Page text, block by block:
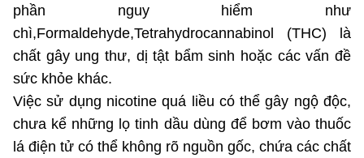
Điều khoản sử dụng Theo dõi MST: Góp ý
Cơ quan chủ quản: Bộ Khoa học và Công nghệ (MST)
Chịu trách nhiệm nội dung: Nguyễn Thị Hải Hằng
Giám đốc Trung tâm Truyền thông Khoa học và Công nghệ.
Địa chỉ: Ban Biên tập Cổng TTĐT - 18 Nguyễn Du, TP. Hà Nội
Điện thoại: 024 3936 9506
phần nguy hiểm như
chì,Formaldehyde,Tetrahydrocannabinol (THC) là
chất gây ung thư, dị tật bẩm sinh hoặc các vấn đề
sức khỏe khác.
Việc sử dụng nicotine quá liều có thể gây ngộ độc,
chưa kể những lọ tinh dầu dùng để bơm vào thuốc
lá điện tử có thể không rõ nguồn gốc, chứa các chất